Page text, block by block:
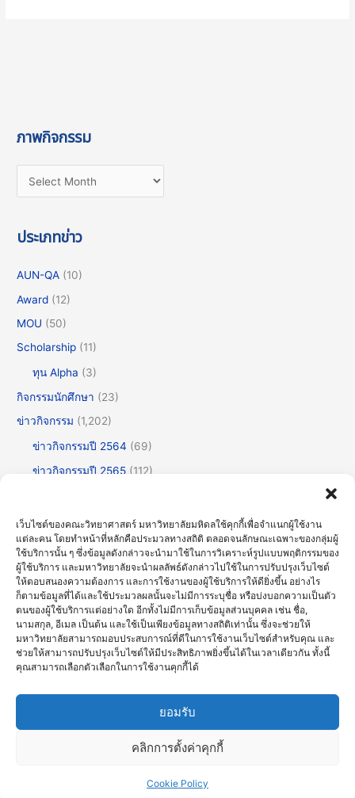
เว็บไซต์ของคณะวิทยาศาสตร์ มหาวิทยาลัยมหิดลใช้คุกกี้เพื่อจำแนกผู้ใช้งาน
แต่ละคน โดยทำหน้าที่หลักคือประมวลทางสถิติ ตลอดจนลักษณะเฉพาะของกลุ่มผู้
ใช้บริการนั้น ๆ ซึ่งข้อมูลดังกล่าวจะนำมาใช้ในการวิเคราะห์รูปแบบพฤติกรรมของ
ผู้ใช้บริการ และมหาวิทยาลัยจะนำผลลัพธ์ดังกล่าวไปใช้ในการปรับปรุงเว็บไซต์
ให้ตอบสนองความต้องการ และการใช้งานของผู้ใช้บริการให้ดียิ่งขึ้น อย่างไร
ก็ตามข้อมูลที่ได้และใช้ประมวลผลนั้นจะไม่มีการระบุชื่อ หรือบ่งบอกความเป็นตัว
ตนของผู้ใช้บริการแต่อย่างใด อีกทั้งไม่มีการเก็บข้อมูลส่วนบุคคล เช่น ชื่อ,
นามสกุล, อีเมล เป็นต้น และใช้เป็นเพียงข้อมูลทางสถิติเท่านั้น ซึ่งจะช่วยให้
มหาวิทยาลัยสามารถมอบประสบการณ์ที่ดีในการใช้งานเว็บไซต์สำหรับคุณ และ
ช่วยให้สามารถปรับปรุงเว็บไซต์ให้มีประสิทธิภาพยิ่งขึ้นได้ในเวลาเดียวกัน ทั้งนี้
คุณสามารถเลือกตัวเลือกในการใช้งานคุกกี้ได้
ยอมรับ
คลิกการตั้งค่าคุกกี้
Cookie Policy
ภาพกิจกรรม
ประเภทข่าว
AUN-QA (10)
Award (12)
MOU (50)
Scholarship (11)
ทุน Alpha (3)
กิจกรรมนักศึกษา (23)
ข่าวกิจกรรม (1,202)
ข่าวกิจกรรมปี 2564 (69)
ข่าวกิจกรรมปี 2565 (112)
ข่าวกิจกรรมปี 2567 (252)
ข่าวกิจกรรมปี 2568(355)
ข่าวกิจกรรมปี 2569(192)
ข่าวทั่วไป(717)
ข่าวธรรมาภิบาลและความโปร่งใส (OIT)(30)
บรรยายพิเศษ(123)
ประชุมวิชาการ(60)
Copyright © 2026 ภาพข่าวและกิจกรรม |